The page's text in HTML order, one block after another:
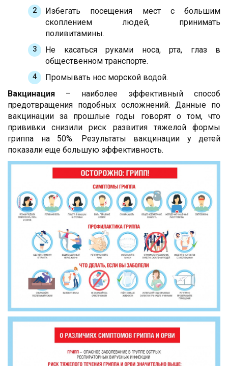
Избегать посещения мест с большим
скоплением людей, принимать
поливитамины.
Не касаться руками носа, рта, глаз в
общественном транспорте.
Промывать нос морской водой.
Вакцинация – наиболее эффективный способ
предотвращения подобных осложнений. Данные по
вакцинации за прошлые годы говорят о том, что
прививки снизили риск развития тяжелой формы
гриппа на 50%. Результаты вакцинации у детей
показали еще большую эффективность.